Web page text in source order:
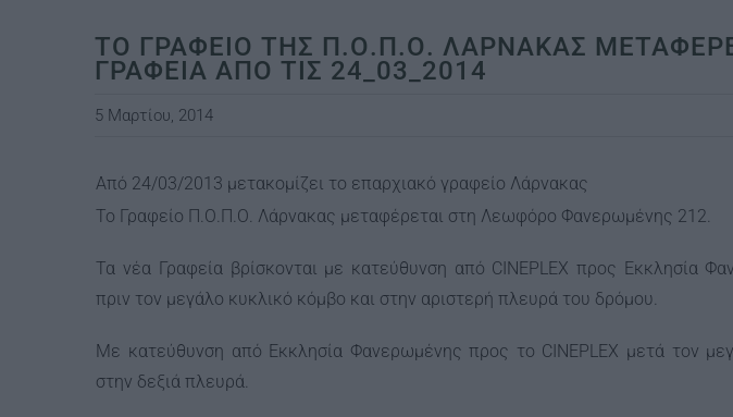
ΤΟ ΓΡΑΦΕΙΟ ΤΗΣ Π.Ο.Π.Ο. ΛΑΡΝΑΚΑΣ
ΓΡΑΦΕΙΑ ΑΠΟ ΤΙΣ 24_03_2014
5 Μαρτίου, 2014
Από 24/03/2013 μετακομίζει το επαρχιακό γραφείο Λάρνακας
Το Γραφείο Π.Ο.Π.Ο. Λάρνακας μεταφέρεται στη Λεωφόρο Φανερωμένης 212.
Τα νέα Γραφεία βρίσκονται με κατεύθυνση από CINEPLEX προς Εκκλησία
πριν τον μεγάλο κυκλικό κόμβο και στην αριστερή πλευρά του δρόμου.
Με κατεύθυνση από Εκκλησία Φανερωμένης προς το CINEPLEX μετά τον
στην δεξιά πλευρά.